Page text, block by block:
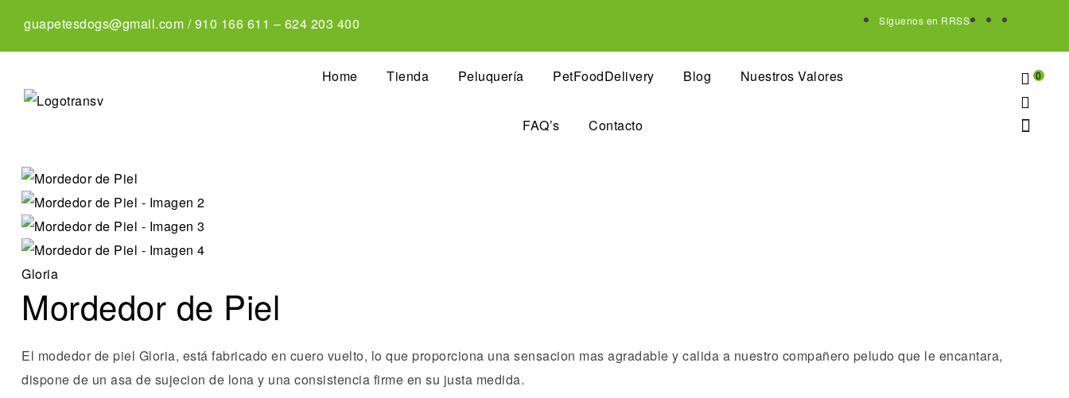
guapetesdogs@gmail.com /910 166 611 – 624 203 400 Síguenos en RRSS
Home Tienda Peluquería PetFoodDelivery Blog Nuestros Valores
FAQ’s Contacto
0
Gloria
Mordedor de Piel
El modedor de piel Gloria, está fabricado en cuero vuelto, lo que proporciona una sensacion mas agradable y calida a nuestro compañero peludo que le encantara,
dispone de un asa de sujecion de lona y una consistencia firme en su justa medida.